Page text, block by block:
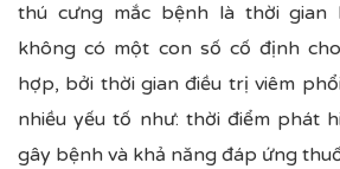
thú cưng mắc bệnh là thời gian
không có một con số cố định
hợp, bởi thời gian điều trị viêm
nhiều yếu tố như: thời điểm phát
gây bệnh và khả năng đáp ứng